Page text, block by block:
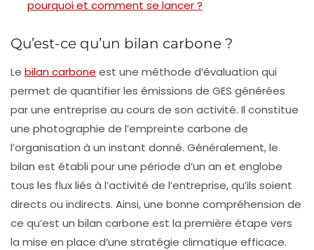
pourquoi et comment se lancer ?
Qu’est-ce qu’un bilan carbone ?
Le bilan carbone est une méthode d’évaluation qui
permet de quantifier les émissions de GES générées
par une entreprise au cours de son activité. Il constitue
une photographie de l’empreinte carbone de
l’organisation à un instant donné. Généralement, le
bilan est établi pour une période d’un an et englobe
tous les flux liés à l’activité de l’entreprise, qu’ils soient
directs ou indirects. Ainsi, une bonne compréhension de
ce qu’est un bilan carbone est la première étape vers
la mise en place d’une stratégie climatique efficace.